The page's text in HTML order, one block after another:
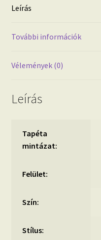
Leírás
További információk
Vélemények (0)
Leírás
Tapéta
mintázat:
Felület:
Szín:
Stílus: